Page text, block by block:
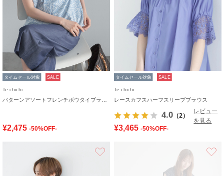
タイムセール対象 SALE
Te chichi
¥2,475 -50%OFF-
タイムセール対象 SALE
Te chichi
レースカフスハーフスリーブブラウス
4.0 （2）
レビュー
を見る
¥3,465 -50%OFF-